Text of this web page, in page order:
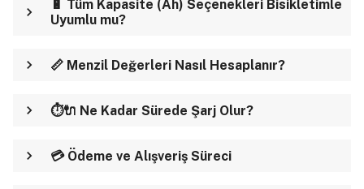
🔋 Tüm Kapasite (Ah) Seçenekleri Bisikletimle
Uyumlu mu?
📏 Menzil Değerleri Nasıl Hesaplanır?
⏱️🔌 Ne Kadar Sürede Şarj Olur?
💳 Ödeme ve Alışveriş Süreci